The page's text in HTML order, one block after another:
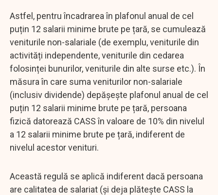
Astfel, pentru încadrarea în plafonul anual de cel
puțin 12 salarii minime brute pe țară, se cumulează
veniturile non-salariale (de exemplu, veniturile din
activități independente, veniturile din cedarea
folosinței bunurilor, veniturile din alte surse etc.). În
măsura în care suma veniturilor non-salariale
(inclusiv dividende) depășește plafonul anual de cel
puțin 12 salarii minime brute pe țară, persoana
fizică datorează CASS în valoare de 10% din nivelul
a 12 salarii minime brute pe țară, indiferent de
nivelul acestor venituri.
Această regulă se aplică indiferent dacă persoana
are calitatea de salariat (și deja plătește CASS la